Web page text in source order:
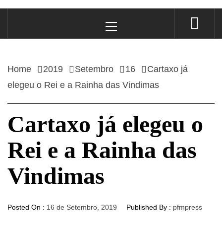
Menu
Home 2019 Setembro 16
Cartaxo já
elegeu o Rei e a Rainha das Vindimas
Cartaxo já elegeu o
Rei e a Rainha das
Vindimas
Posted On : 16 de Setembro, 2019 Published By : pfmpress